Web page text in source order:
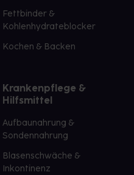
Fettbinder &
Kohlenhydrateblocker
Kochen & Backen
Krankenpflege &
Hilfsmittel
Aufbaunahrung &
Sondennahrung
Blasenschwäche &
Inkontinenz